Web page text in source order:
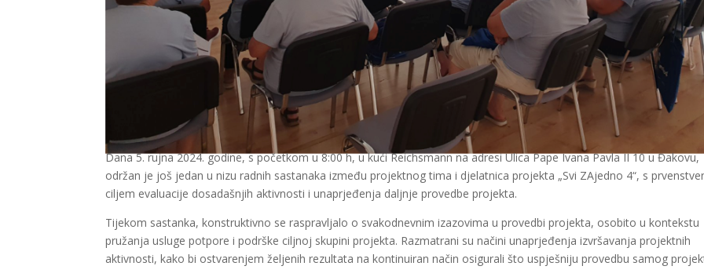
Dana 5. rujna 2024. godine, s početkom u 8:00 h, u kući Reichsmann na adresi Ulica Pape Ivana Pavla II 10 u Đakovu,
održan je još jedan u nizu radnih sastanaka između projektnog tima i djelatnica projekta „Svi ZAjedno 4“, s
ciljem evaluacije dosadašnjih aktivnosti i unaprjeđenja daljnje provedbe projekta.
Tijekom sastanka, konstruktivno se raspravljalo o svakodnevnim izazovima u provedbi projekta, osobito u kontekstu
pružanja usluge potpore i podrške ciljnoj skupini projekta. Razmatrani su načini unaprjeđenja izvršavanja projektnih
aktivnosti, kako bi ostvarenjem željenih rezultata na kontinuiran način osigurali što uspješniju provedbu samog